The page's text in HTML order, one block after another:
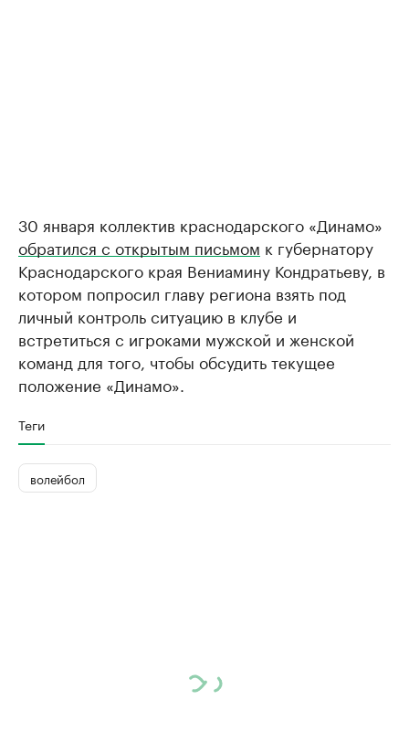
30 января коллектив краснодарского «Динамо»
обратился с открытым письмом к губернатору
Краснодарского края Вениамину Кондратьеву, в
котором попросил главу региона взять под
личный контроль ситуацию в клубе и
встретиться с игроками мужской и женской
команд для того, чтобы обсудить текущее
положение «Динамо».
Теги
волейбол